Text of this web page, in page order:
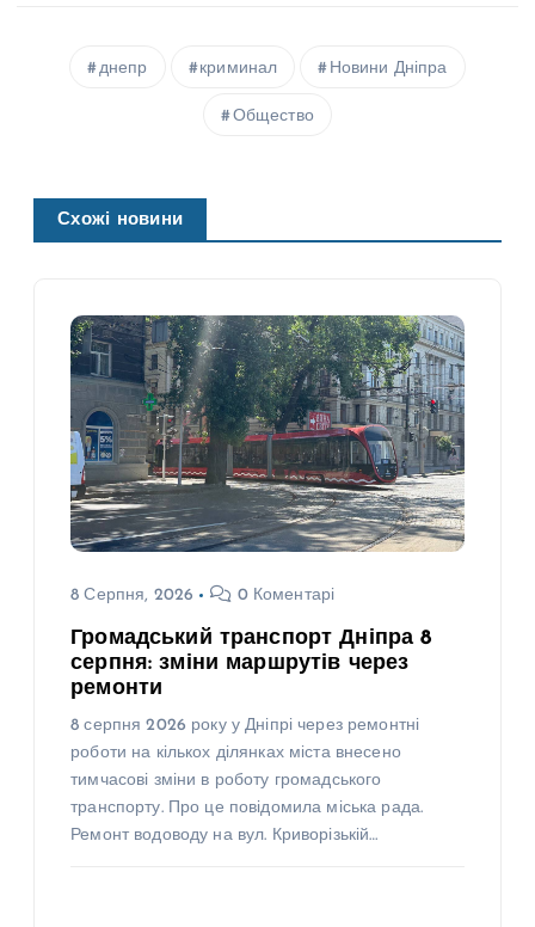
днепр криминал Новини Дніпра
Общество
Схожі новини
8 Серпня, 2026 0 Коментарі
Громадський транспорт Дніпра 8
серпня: зміни маршрутів через
ремонти
8 серпня 2026 року у Дніпрі через ремонтні
роботи на кількох ділянках міста внесено
тимчасові зміни в роботу громадського
транспорту. Про це повідомила міська рада.
Ремонт водоводу на вул. Криворізькій…